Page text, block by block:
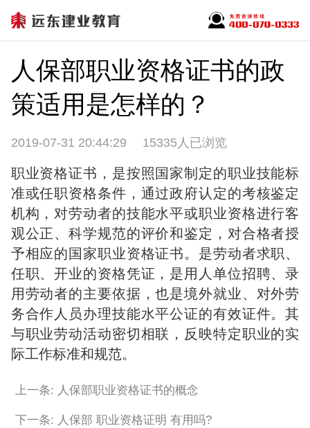
人保部职业资格证书的政
策适用是怎样的？
2019-07-31 20:44:29 15335人已浏览
职业资格证书，是按照国家制定的职业技能标
准或任职资格条件，通过政府认定的考核鉴定
机构，对劳动者的技能水平或职业资格进行客
观公正、科学规范的评价和鉴定，对合格者授
予相应的国家职业资格证书。是劳动者求职、
任职、开业的资格凭证，是用人单位招聘、录
用劳动者的主要依据，也是境外就业、对外劳
务合作人员办理技能水平公证的有效证件。其
与职业劳动活动密切相联，反映特定职业的实
际工作标准和规范。
上一条: 人保部职业资格证书的概念
下一条: 人保部 职业资格证明 有用吗?